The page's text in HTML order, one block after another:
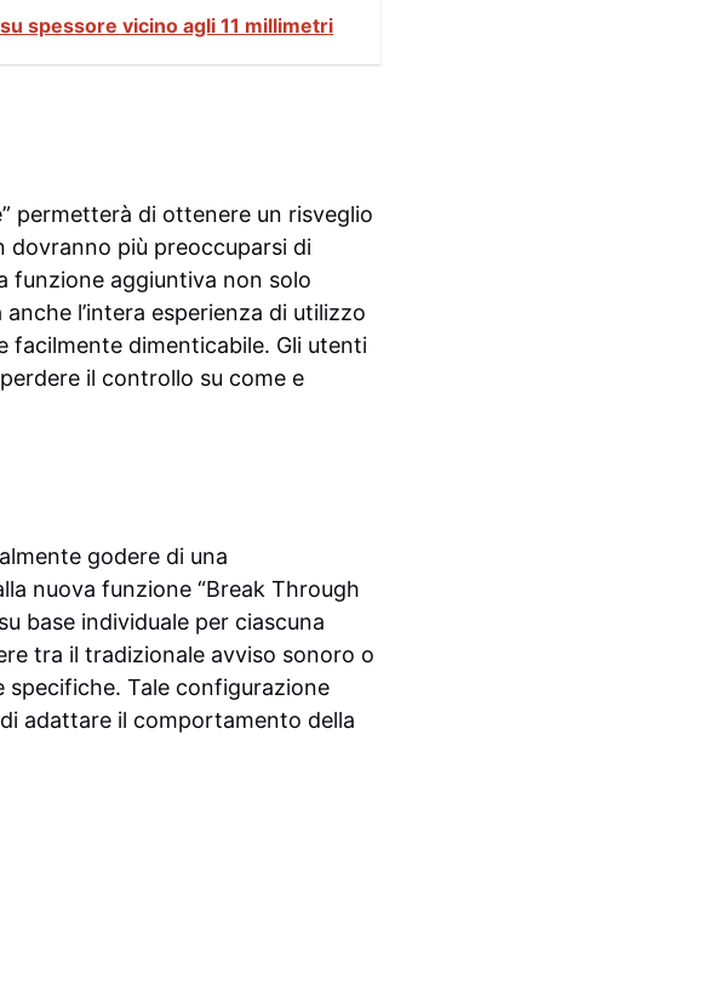
spessore vicino agli 11 millimetri
permetterà di ottenere un risveglio
dovranno più preoccuparsi di
funzione aggiuntiva non solo
l’intera esperienza di utilizzo
facilmente dimenticabile. Gli utenti
il controllo su come e
godere di una
nuova funzione “Break Through
base individuale per ciascuna
tra il tradizionale avviso sonoro o
specifiche. Tale configurazione
adattare il comportamento della